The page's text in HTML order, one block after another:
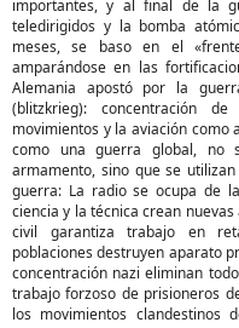
importantes, y al final de la
teledirigidos y la bomba
meses, se baso en el
amparándose en las
Alemania apostó por la
(blitzkrieg): concentración
movimientos y la aviación como
como una guerra global, no
armamento, sino que se
guerra: La radio se ocupa de
ciencia y la técnica crean
civil garantiza trabajo en
poblaciones destruyen aparato
concentración nazi eliminan
trabajo forzoso de prisioneros
los movimientos